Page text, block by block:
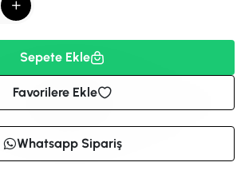
Sepete Ekle
Favorilere Ekle
Whatsapp Sipariş